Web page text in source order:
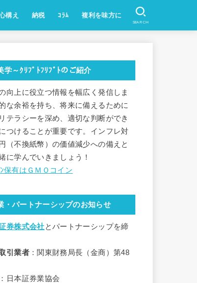
構え 納税 ｺﾗﾑ 複利を味方に
SEARCH
学～ｸﾘﾌﾟﾄﾌﾘﾌﾟﾄのご紹介
向上に役立つ情報を幅広く発信しま
な余裕を持ち、将来に備えるために
テラシーを深め、適切な判断ができ
つけることが重要です。インフレ対
（不換紙幣）の価値減少への備えと
に学んでいきましょう！
保有はＧＭＯコイン
・パートナーシップのお知らせ
券株式会社とパートナーシップを締
引業者：関東財務局長（金商）第48
：日本証券業協会